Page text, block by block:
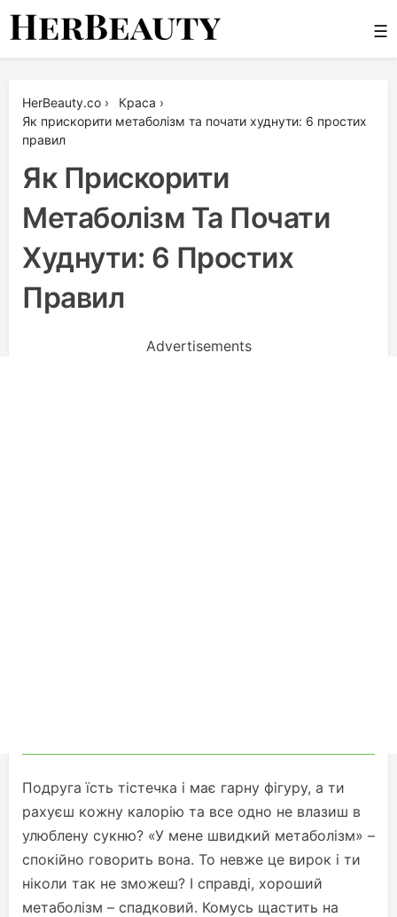
Skip
☰
HerBeauty.co › Краса ›
Як прискорити метаболізм та почати худнути: 6 простих
правил
Як Прискорити
Метаболізм Та Почати
Худнути: 6 Простих
Правил
Advertisements
Подруга їсть тістечка і має гарну фігуру, а ти
рахуєш кожну калорію та все одно не влазиш в
улюблену сукню? «У мене швидкий метаболізм» –
спокійно говорить вона. То невже це вирок і ти
ніколи так не зможеш? І справді, хороший
метаболізм – спадковий. Комусь щастить на